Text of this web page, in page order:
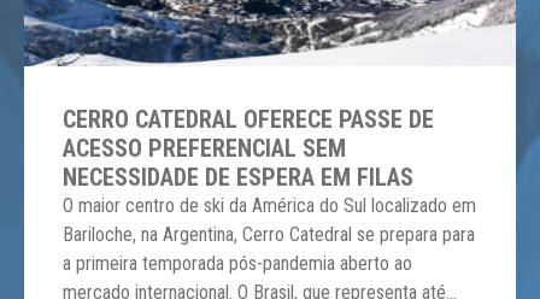
CERRO CATEDRAL OFERECE PASSE DE
ACESSO PREFERENCIAL SEM
NECESSIDADE DE ESPERA EM FILAS
O maior centro de ski da América do Sul localizado em
Bariloche, na Argentina, Cerro Catedral se prepara para
a primeira temporada pós-pandemia aberto ao
mercado internacional. O Brasil, que representa até